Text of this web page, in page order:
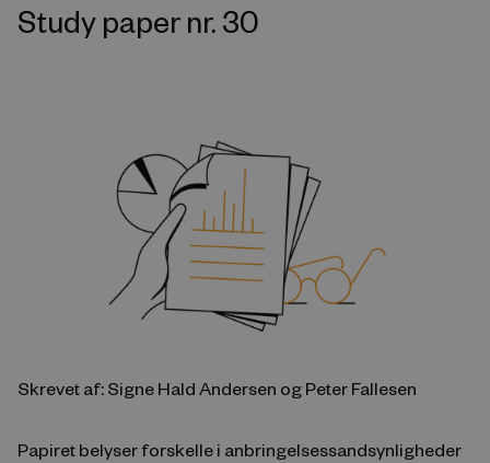
Study paper nr. 30
Skrevet af: Signe Hald Andersen og Peter Fallesen
Papiret belyser forskelle i anbringelsessandsynligheder